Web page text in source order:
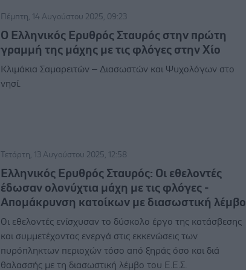
Πέμπτη, 14 Αυγούστου 2025, 09:23
Ο Ελληνικός Ερυθρός Σταυρός στην πρώτη
γραμμή της μάχης με τις φλόγες στην Χίο
Κλιμάκια Σαμαρειτών – Διασωστών και Ψυχολόγων στο
νησί.
Τετάρτη, 13 Αυγούστου 2025, 12:58
Ελληνικός Ερυθρός Σταυρός: Οι εθελοντές
έδωσαν ολονύχτια μάχη με τις φλόγες -
Απομάκρυνση κατοίκων με διασωστική λέμβο
Οι εθελοντές ενίσχυσαν το δύσκολο έργο της κατάσβεσης
και συμμετέχοντας ενεργά στις εκκενώσεις των
πυρόπληκτων περιοχών τόσο από ξηράς όσο και διά
θαλασσής με τη διασωστική λέμβο του Ε.Ε.Σ.